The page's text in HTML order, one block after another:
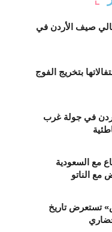
صيف الأردن في
بتخريج الفوج
في جولة غرب
مع السعودية
مع الناتو
تستعرض تاريخ